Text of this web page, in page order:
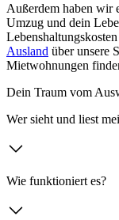
Außerdem haben wir
Umzug und dein
Ausland über unsere
Mietwohnungen
Dein Traum vom
Wer sieht und liest
Wie funktioniert es?